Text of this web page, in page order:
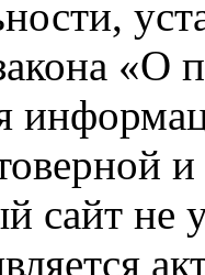
«О
сайт не